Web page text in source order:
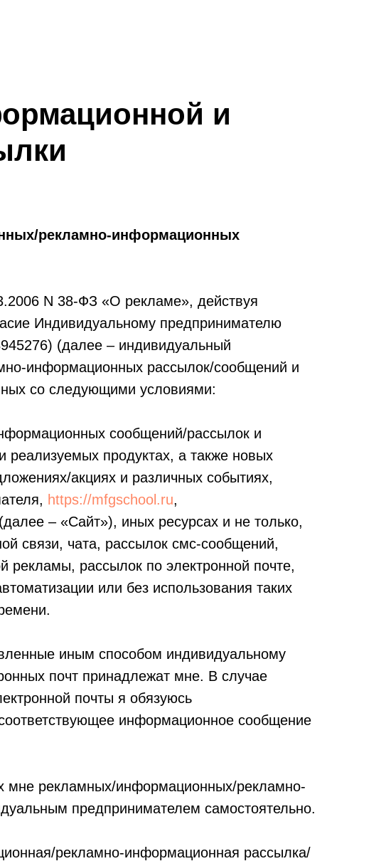
и
рекламно-информационных
N 38-ФЗ «О рекламе», действуя
Индивидуальному предпринимателю
(далее – индивидуальный
информационных рассылок/сообщений и
со следующими условиями:
сообщений/рассылок и
продуктах, а также новых
акциях и различных событиях,
https://mfgschool.ru,
(далее – «Сайт»), иных ресурсах и не только,
связи, чата, рассылок смс-сообщений,
рекламы, рассылок по электронной почте,
или без использования таких
иным способом индивидуальному
почт принадлежат мне. В случае
почты я обязуюсь
информационное сообщение
мне рекламных/информационных/рекламно-
предпринимателем самостоятельно.
рекламно-информационная рассылка/